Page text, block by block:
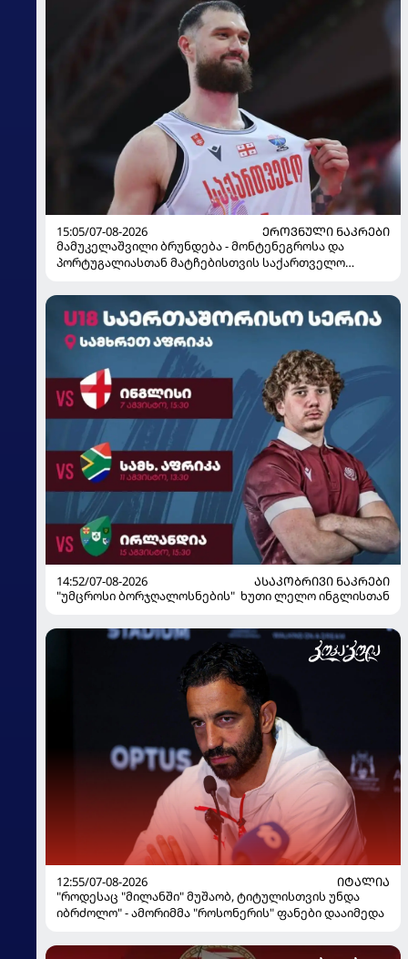
15:05/07-08-2026
ᲔᲠᲝᲕᲜᲣᲚᲘ ᲜᲐᲙᲠᲔᲑᲘ
მამუკელაშვილი ბრუნდება - მონტენეგროსა და
პორტუგალიასთან მატჩებისთვის საქართველო
14:52/07-08-2026
ᲐᲡᲐᲙᲝᲑᲠᲘᲕᲘ ᲜᲐᲙᲠᲔᲑᲘ
"უმცროსი ბორჯღალოსნების" ხუთი ლელო ინგლისთან
12:55/07-08-2026
ᲘᲢᲐᲚᲘᲐ
"როდესაც "მილანში" მუშაობ, ტიტულისთვის უნდა
იბრძოლო" - ამორიმმა "როსონერის" ფანები დააიმედა